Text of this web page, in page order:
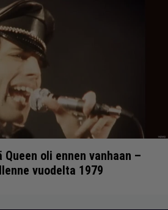
oli ennen vanhaan –
vuodelta 1979